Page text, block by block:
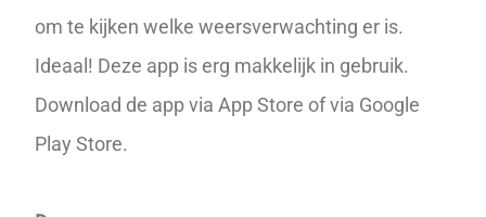
om te kijken welke weersverwachting er is.
Ideaal! Deze app is erg makkelijk in gebruik.
Download de app via App Store of via Google
Play Store.